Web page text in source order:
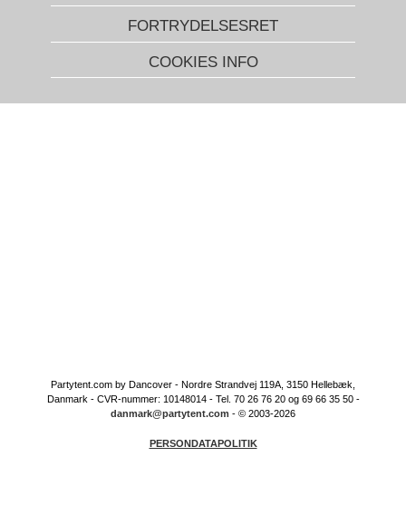
FORTRYDELSESRET
COOKIES INFO
Partytent.com by Dancover - Nordre Strandvej 119A, 3150 Hellebæk,
Danmark - CVR-nummer: 10148014 - Tel. 70 26 76 20 og 69 66 35 50 -
danmark@partytent.com - © 2003-2026
PERSONDATAPOLITIK